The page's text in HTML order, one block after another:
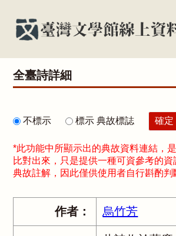
全臺詩詳細
不標示 標示 典故標誌
*此功能中所顯示出的典故資料連結，
比對出來，只是提供一種可資參考的
典故註解，因此僅供使用者自行斟酌判
作者： 烏竹芳